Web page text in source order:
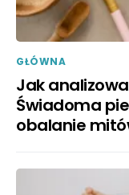
GŁÓWNA
Jak
Świadoma
obalanie